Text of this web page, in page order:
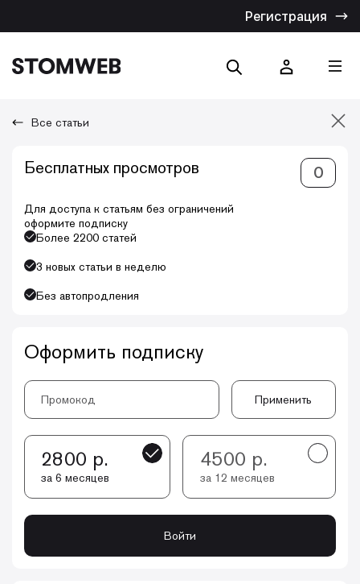
Регистрация
Все статьи
Бесплатных просмотров 0
Для доступа к статьям без ограничений
оформите подписку
Более 2200 статей
3 новых статьи в неделю
Без автопродления
Оформить подписку
Применить
2800 р.
за 6 месяцев
4500 р.
за 12 месяцев
Войти